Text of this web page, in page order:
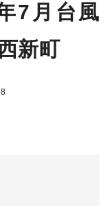
7月台風
新町